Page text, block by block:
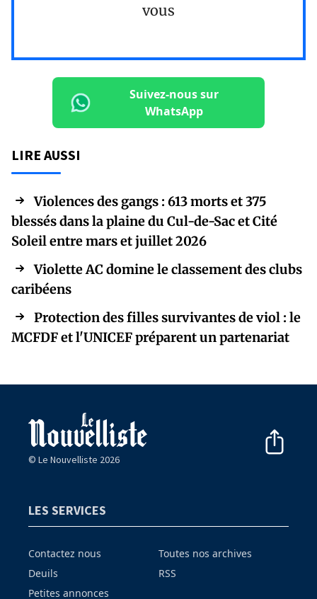
vous
Suivez-nous sur
WhatsApp
LIRE AUSSI
Violences des gangs : 613 morts et 375
blessés dans la plaine du Cul-de-Sac et Cité
Soleil entre mars et juillet 2026
Violette AC domine le classement des clubs
caribéens
Protection des filles survivantes de viol : le
MCFDF et l'UNICEF préparent un partenariat
© Le Nouvelliste 2026
LES SERVICES
Contactez nous
Deuils
Petites annonces
Toutes nos archives
RSS